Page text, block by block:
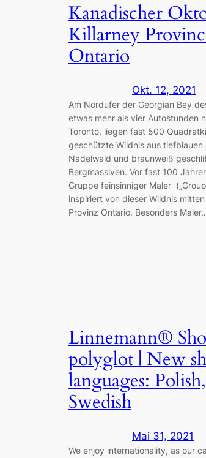
Kanadischer
Killarney
Ontario
Okt. 12, 2021
Am Nordufer der Georgian Bay
etwas mehr als vier Autostunden
Toronto, liegen fast 500
geschützte Wildnis aus tiefblauen
Nadelwald und braunweiß
Bergmassiven. Vor fast 100
Gruppe feinsinniger Maler
inspiriert von dieser Wildnis
Provinz Ontario. Besonders
Linnemann®
polyglot | New
languages:
Swedish
Mai 31, 2021
We enjoy internationality, as our